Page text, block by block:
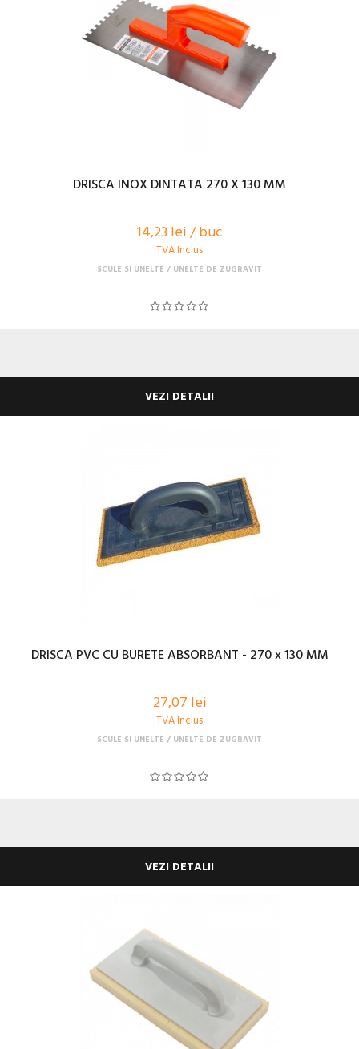
DRISCA INOX DINTATA 270 X 130 MM
14,23 lei / buc
TVA Inclus
SCULE SI UNELTE UNELTE DE ZUGRAVIT
VEZI DETALII
DRISCA PVC CU BURETE ABSORBANT - 270 x 130 MM
27,07 lei
TVA Inclus
SCULE SI UNELTE UNELTE DE ZUGRAVIT
VEZI DETALII